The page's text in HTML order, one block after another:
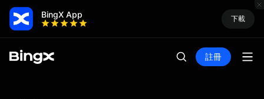
BingX App 下載
註冊